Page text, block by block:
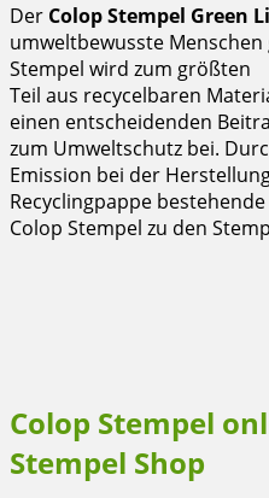
Der Colop Stempel Green
umweltbewusste
Stempel wird zum größten
Teil aus recycelbaren
einen entscheidenden
zum Umweltschutz bei.
Emission bei der
Recyclingpappe
Colop Stempel zu den
Colop Stempel
Stempel Shop